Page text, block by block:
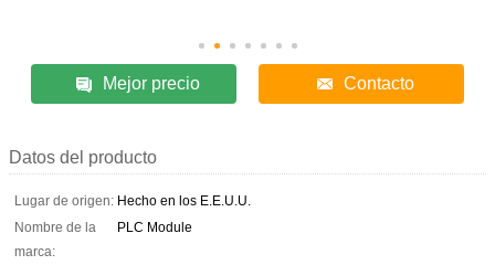
Mejor precio Contacto
Datos del producto
Lugar de origen: Hecho en los E.E.U.U.
Nombre de la
marca:
PLC Module